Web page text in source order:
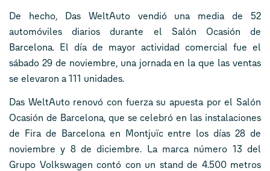
De hecho, Das WeltAuto vendió una media de 52
automóviles diarios durante el Salón Ocasión de
Barcelona. El día de mayor actividad comercial fue el
sábado 29 de noviembre, una jornada en la que las ventas
se elevaron a 111 unidades.
Das WeltAuto renovó con fuerza su apuesta por el Salón
Ocasión de Barcelona, que se celebró en las instalaciones
de Fira de Barcelona en Montjuïc entre los días 28 de
noviembre y 8 de diciembre. La marca número 13 del
Grupo Volkswagen contó con un stand de 4.500 metros